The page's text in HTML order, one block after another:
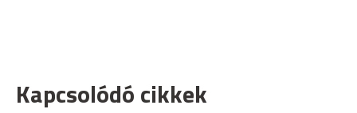
Kapcsolódó cikkek